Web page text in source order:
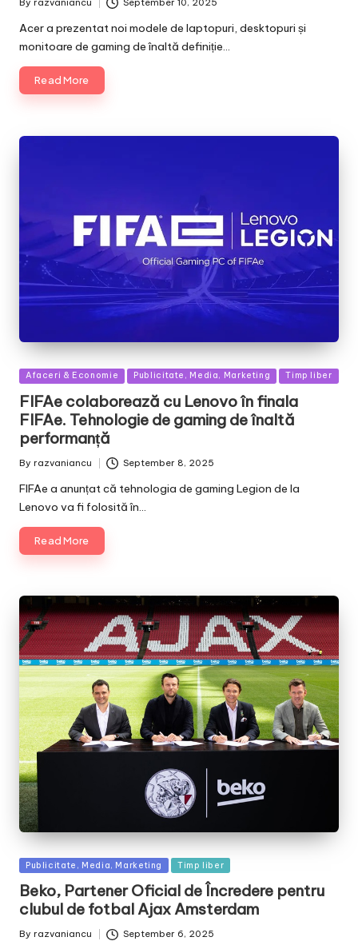
Posted
By razvaniancu September 10, 2025
Acer a prezentat noi modele de laptopuri, desktopuri și
monitoare de gaming de înaltă definiție…
Read More
Posted
Afaceri & Economie Publicitate, Media, Marketing Timp liber
FIFAe colaborează cu Lenovo în finala
FIFAe. Tehnologie de gaming de înaltă
performanță
Posted
By razvaniancu September 8, 2025
FIFAe a anunțat că tehnologia de gaming Legion de la
Lenovo va fi folosită în…
Read More
Posted
Publicitate, Media, Marketing Timp liber
Beko, Partener Oficial de Încredere pentru
clubul de fotbal Ajax Amsterdam
Posted
By razvaniancu September 6, 2025